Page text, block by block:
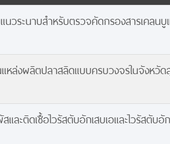
ระนาบสำหรับตรวจคัดกรองสารเคลน
แหล่งผลิตปลาสลิดแบบครบวงจรในจังห
และติดเชื้อไวรัสตับอักเสบเอและไวรัส